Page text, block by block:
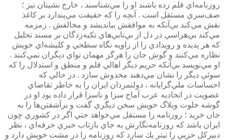
روزنامه‌اي قلم زده باشند او را مي‌شناسند ، خارج نشينان نيز ؛
صف‌سري مستقل است . آنچه را كه حقيقت مي‌پندارد بر كاغذ
نقش مي‌كند بي‌آنكه به موافقش بيانديشد و مخالفش . زمزمه
مي‌كند بي‌هراسي در دل از بي‌تابي‌هاي تكيه‌زدگان بر مسند تحليل
كه هر پديده و رويدادي را از زاويه نگاه سطحي و كليشه‌اي خويش
نظاره مي‌كنند و گوش جان را هرگز مهمان نواي ديگران نمي‌كنند .
او مي‌نويسد بي‌آنكه حريم ديگر اهالي قلم و منطق و استدلال را كه
سوئي ديگر را نشان مي‌دهند مخدوش سازد . در حالي كه
احساسات ملي‌گرايانه ، دولتمردان ايران را به خاطر تقاضاي
عضويت در اتحاديه عرب آماج سزا و ناسزا قرار داده بود او در
گوشه خلوت وبلاگ خويش سخن ديگري گفت و برآشفتن‌ها را به
جان خريد ؛ روزنامه را مستقل مي‌خواهد حتي اگر در كشوري چون
ايران باشد كه روزنامه‌نگارش به جاي بازتاب خبري حرفه‌اي ، نظر
دبيركل حزبي را تيتر يك سازد كه روزنامه را در مشت خويش دارد و